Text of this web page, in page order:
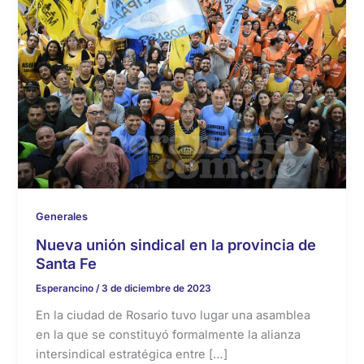
Generales
Nueva unión sindical en la provincia de
Santa Fe
Esperancino /3 de diciembre de 2023
En la ciudad de Rosario tuvo lugar una asamblea
en la que se constituyó formalmente la alianza
intersindical estratégica entre […]